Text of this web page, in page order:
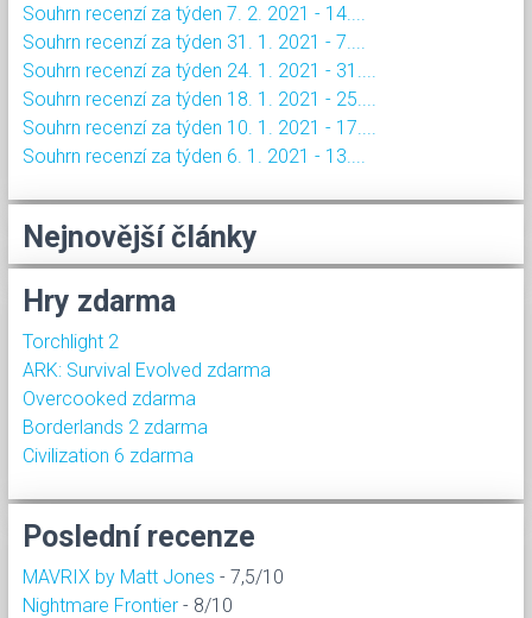
Souhrn recenzí za týden 7. 2. 2021 - 14....
Souhrn recenzí za týden 31. 1. 2021 - 7....
Souhrn recenzí za týden 24. 1. 2021 - 31....
Souhrn recenzí za týden 18. 1. 2021 - 25....
Souhrn recenzí za týden 10. 1. 2021 - 17....
Souhrn recenzí za týden 6. 1. 2021 - 13....
Nejnovější články
Hry zdarma
Torchlight 2
ARK: Survival Evolved zdarma
Overcooked zdarma
Borderlands 2 zdarma
Civilization 6 zdarma
Poslední recenze
MAVRIX by Matt Jones - 7,5/10
Nightmare Frontier - 8/10